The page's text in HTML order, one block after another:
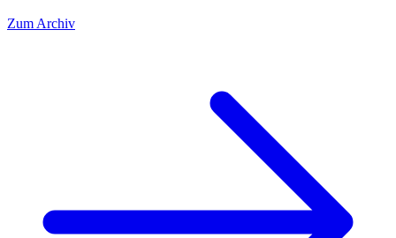
Zum Archiv